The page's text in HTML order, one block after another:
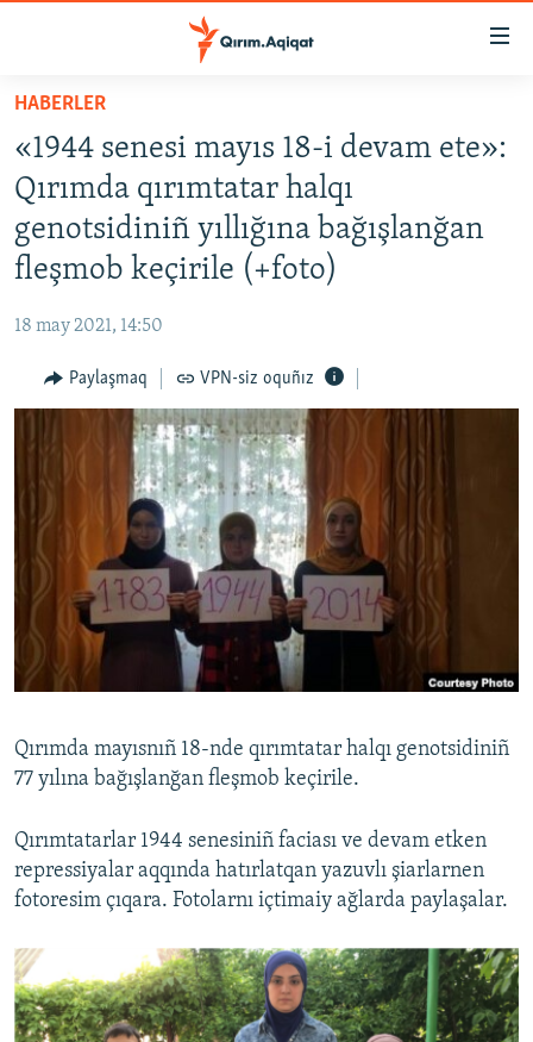
Esas
qaytmaq
Baş
navigatsiyağa
qaytmaq
Qıdıruvğa
İQTİSADİYAT
CEMİYET
İNSAN AQLARI
VİDEO
SÜRET
BLOGLAR
FİKİR
Русский
Українською
QOŞULIÑIZ!
RFE/RS bütün saytları
HABERLER
«1944 senesi mayıs 18-i devam ete»:
Qırımda qırımtatar halqı
genotsidiniñ yıllığına bağışlanğan
fleşmob keçirile (+foto)
18 may 2021, 14:50
Paylaşmaq VPN-siz oquñız
Qırımda mayısnıñ 18-nde qırımtatar halqı genotsidiniñ
77 yılına bağışlanğan fleşmob keçirile.
Qırımtatarlar 1944 senesiniñ faciası ve devam etken
repressiyalar aqqında hatırlatqan yazuvlı şiarlarnen
fotoresim çıqara. Fotolarnı içtimaiy ağlarda paylaşalar.